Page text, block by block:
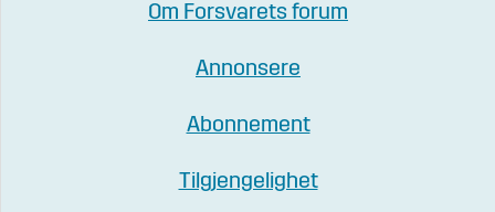
Om Forsvarets forum
Annonsere
Abonnement
Tilgjengelighet